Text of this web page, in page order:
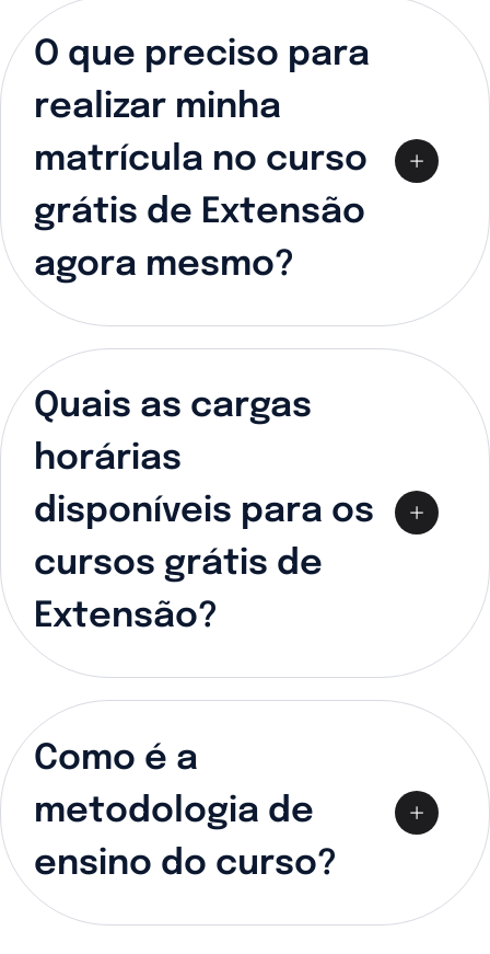
O que preciso para
realizar minha
matrícula no curso
grátis de Extensão
agora mesmo?
Quais as cargas
horárias
disponíveis para os
cursos grátis de
Extensão?
Como é a
metodologia de
ensino do curso?